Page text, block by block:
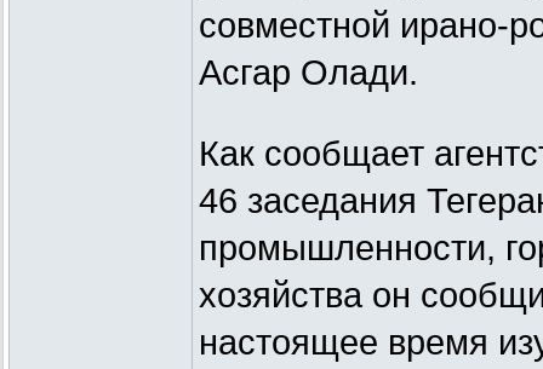
совместной ирано-
Асгар Олади.
Как сообщает
46 заседания
промышленности,
хозяйства он
настоящее время